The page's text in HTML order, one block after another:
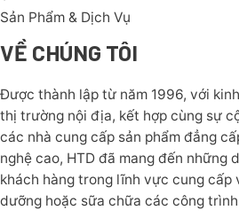
Sản Phẩm & Dịch Vụ
VỀ CHÚNG TÔI
Được thành lập từ năm 1996, với
thị trường nội địa, kết hợp cùng sự
các nhà cung cấp sản phẩm đẳng
nghệ cao, HTD đã mang đến những
khách hàng trong lĩnh vực cung cấp
dưỡng hoặc sữa chữa các công